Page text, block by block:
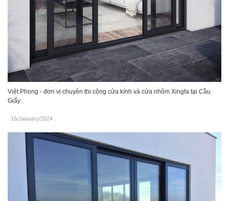
Việt Phong - đơn vị chuyên thi công cửa kính và cửa nhôm Xingfa tại Cầu
Giấy
16/January/2024